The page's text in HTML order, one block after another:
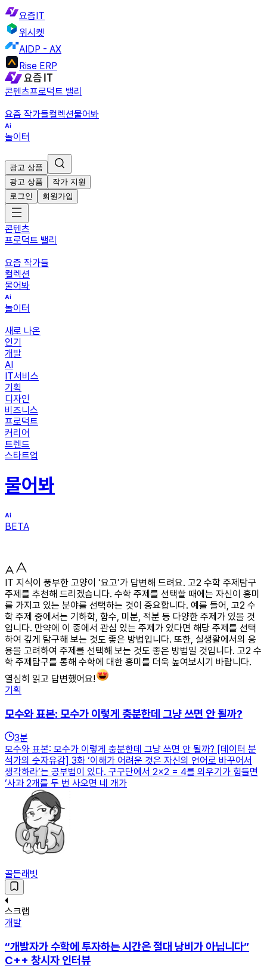
요즘IT
위시켓
AIDP - AX
Rise ERP
콘텐츠프로덕트 밸리
요즘 작가들컬렉션물어봐
놀이터
광고 상품
광고 상품
작가 지원
로그인
회원가입
콘텐츠
프로덕트 밸리
요즘 작가들
컬렉션
물어봐
놀이터
새로 나온
인기
개발
AI
IT서비스
기획
디자인
비즈니스
프로덕트
커리어
트렌드
스타트업
물어봐
BETA
IT 지식이 풍부한 고양이 ‘요고’가 답변해 드려요. 고2 수학 주제탐구
주제를 추천해 드리겠습니다. 수학 주제를 선택할 때에는 자신이 흥미
를 가지고 있는 분야를 선택하는 것이 중요합니다. 예를 들어, 고2 수
학 주제 중에서는 기하학, 함수, 미분, 적분 등 다양한 주제가 있을 것
입니다. 만약에 이 중에서 관심 있는 주제가 있다면 해당 주제를 선택
하여 깊게 탐구해 보는 것도 좋은 방법입니다. 또한, 실생활에서의 응
용을 고려하여 주제를 선택해 보는 것도 좋은 방법일 것입니다. 고2 수
학 주제탐구를 통해 수학에 대한 흥미를 더욱 높여보시기 바랍니다.
열심히 읽고 답변했어요!
기획
모수와 표본: 모수가 이렇게 충분한데 그냥 쓰면 안 될까?
3분
모수와 표본: 모수가 이렇게 충분한데 그냥 쓰면 안 될까? [데이터 분
석가의 숫자유감] 3화 ‘이해가 어려운 것은 자신의 언어로 바꾸어서
생각하라’는 공부법이 있다. 구구단에서 2×2 = 4를 외우기가 힘들면
‘사과 2개를 두 번 사오면 네 개가
골든래빗
스크랩
개발
“개발자가 수학에 투자하는 시간은 절대 낭비가 아닙니다”
C++ 창시자 인터뷰